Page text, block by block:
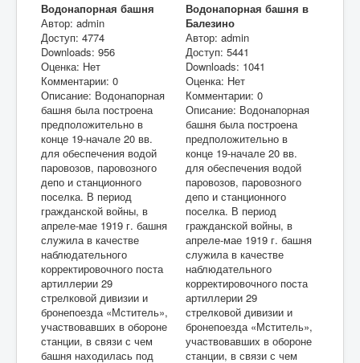
Водонапорная башня
Автор: admin
Доступ: 4774
Downloads: 956
Оценка: Нет
Комментарии: 0
Описание: Водонапорная
башня была построена
предположительно в
конце 19-начале 20 вв.
для обеспечения водой
паровозов, паровозного
депо и станционного
поселка. В период
гражданской войны, в
апреле-мае 1919 г. башня
служила в качестве
наблюдательного
корректировочного поста
артиллерии 29
стрелковой дивизии и
бронепоезда «Мститель»,
участвовавших в обороне
станции, в связи с чем
башня находилась под
Водонапорная башня в
Балезино
Автор: admin
Доступ: 5441
Downloads: 1041
Оценка: Нет
Комментарии: 0
Описание: Водонапорная
башня была построена
предположительно в
конце 19-начале 20 вв.
для обеспечения водой
паровозов, паровозного
депо и станционного
поселка. В период
гражданской войны, в
апреле-мае 1919 г. башня
служила в качестве
наблюдательного
корректировочного поста
артиллерии 29
стрелковой дивизии и
бронепоезда «Мститель»,
участвовавших в обороне
станции, в связи с чем